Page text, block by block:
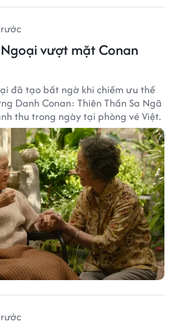
vượt mặt Conan
đã tạo bất ngờ khi chiếm ưu thế
Danh Conan: Thiên Thần Sa Ngã
thu trong ngày tại phòng vé Việt.